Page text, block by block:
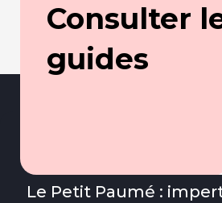
Consulter
guides
Le Petit Paumé :